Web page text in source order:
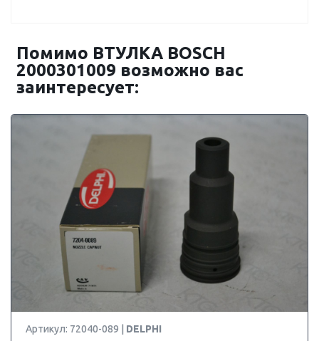
Помимо ВТУЛКА BOSCH
2000301009 возможно вас
заинтересует:
Артикул: 72040-089 | DELPHI